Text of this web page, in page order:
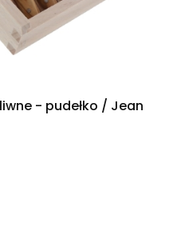
- pudełko / Jean